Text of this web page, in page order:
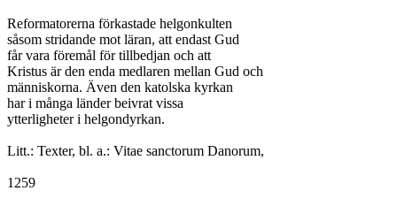
Reformatorerna förkastade helgonkulten
såsom stridande mot läran, att endast Gud
får vara föremål för tillbedjan och att
Kristus är den enda medlaren mellan Gud och
människorna. Även den katolska kyrkan
har i många länder beivrat vissa
ytterligheter i helgondyrkan.
Litt.: Texter, bl. a.: Vitae sanctorum Danorum,
1259